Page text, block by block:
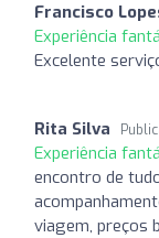
Francisco
Experiência
Excelente
Rita Silva
Experiência
encontro de
viagem, preços